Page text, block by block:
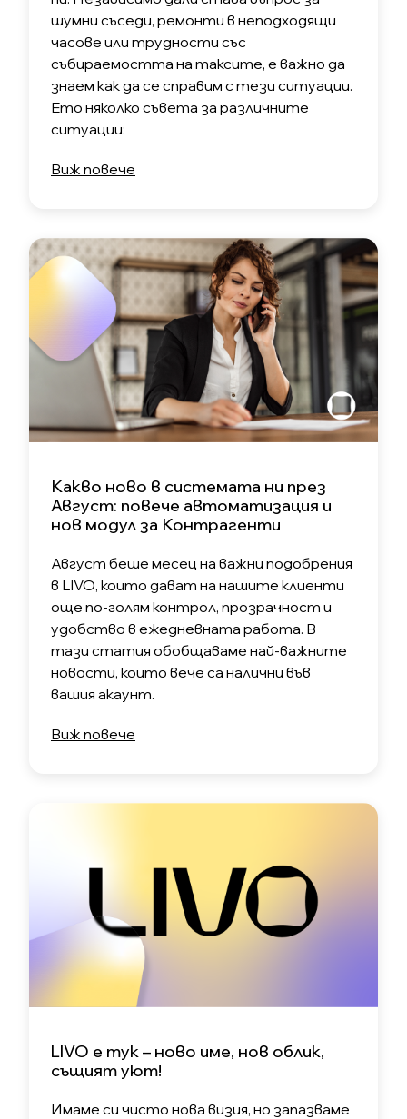
шумни съседи, ремонти в неподходящи
часове или трудности със
събираемостта на таксите, е важно да
знаем как да се справим с тези ситуации.
Ето няколко съвета за различните
ситуации:
Виж повече
Какво ново в системата ни през
Август: повече автоматизация и
нов модул за Контрагенти
Август беше месец на важни подобрения
в LIVO, които дават на нашите клиенти
още по-голям контрол, прозрачност и
удобство в ежедневната работа. В
тази статия обобщаваме най-важните
новости, които вече са налични във
вашия акаунт.
Виж повече
LIVO е тук – ново име, нов облик,
същият уют!
Имаме си чисто нова визия, но запазваме